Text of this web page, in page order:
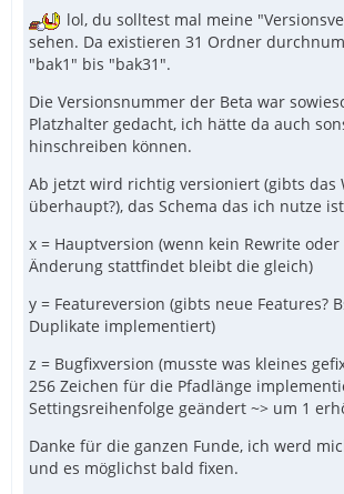
lol, du solltest mal meine
sehen. Da existieren 31 Ordner
"bak1" bis "bak31".
Die Versionsnummer der Beta war
Platzhalter gedacht, ich hätte da auch
hinschreiben können.
Ab jetzt wird richtig versioniert (gibts das
überhaupt?), das Schema das ich nutze
x = Hauptversion (wenn kein Rewrite
Änderung stattfindet bleibt die gleich)
y = Featureversion (gibts neue Features?
Duplikate implementiert)
z = Bugfixversion (musste was kleines
256 Zeichen für die Pfadlänge
Settingsreihenfolge geändert ~> um 1
Danke für die ganzen Funde, ich werd
und es möglichst bald fixen.